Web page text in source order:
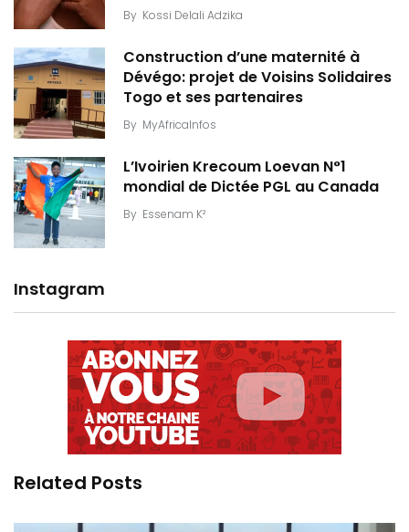
By Kossi Delali Adzika
Construction d’une maternité à
Dévégo: projet de Voisins Solidaires
Togo et ses partenaires
By MyAfricaInfos
L’Ivoirien Krecoum Loevan N°1
mondial de Dictée PGL au Canada
By Essenam K²
Instagram
Related Posts